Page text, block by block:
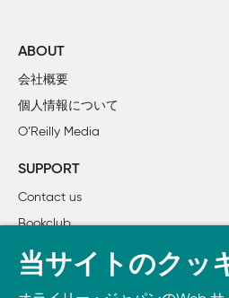
         2.3.2　タプルのアンパック
2.3.3　ネストしたタプル
2.3.5　不変リストとしての
    2.4　スライス
         2.4.3　スライスへの代入
    2.5　シーケンスの+と*
         2.5.1　リストのリストの生成
    2.6　シーケンスと累算代入
         2.6.1　+=による代入の謎
ABOUT
会社概要
個人情報について
O’Reilly Media
SUPPORT
Contact us
Bookclub
書籍注文
当サイトのクッ